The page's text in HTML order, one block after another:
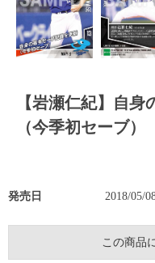
【岩瀬仁紀】自
（今季初セーブ）
発売日 2018/05/
この商品